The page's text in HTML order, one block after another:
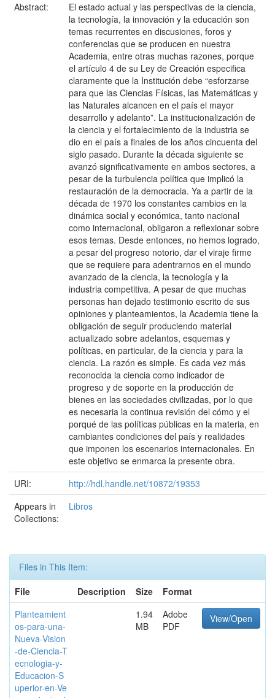
Abstract:
El estado actual y las perspectivas de la ciencia,
la tecnología, la innovación y la educación son
temas recurrentes en discusiones, foros y
conferencias que se producen en nuestra
Academia, entre otras muchas razones, porque
el artículo 4 de su Ley de Creación especifica
claramente que la Institución debe “esforzarse
para que las Ciencias Físicas, las Matemáticas y
las Naturales alcancen en el país el mayor
desarrollo y adelanto”. La institucionalización de
la ciencia y el fortalecimiento de la industria se
dio en el país a finales de los años cincuenta del
siglo pasado. Durante la década siguiente se
avanzó significativamente en ambos sectores, a
pesar de la turbulencia política que implicó la
restauración de la democracia. Ya a partir de la
década de 1970 los constantes cambios en la
dinámica social y económica, tanto nacional
como internacional, obligaron a reflexionar sobre
esos temas. Desde entonces, no hemos logrado,
a pesar del progreso notorio, dar el viraje firme
que se requiere para adentrarnos en el mundo
avanzado de la ciencia, la tecnología y la
industria competitiva. A pesar de que muchas
personas han dejado testimonio escrito de sus
opiniones y planteamientos, la Academia tiene la
obligación de seguir produciendo material
actualizado sobre adelantos, esquemas y
políticas, en particular, de la ciencia y para la
ciencia. La razón es simple. Es cada vez más
reconocida la ciencia como indicador de
progreso y de soporte en la producción de
bienes en las sociedades civilizadas, por lo que
es necesaria la continua revisión del cómo y el
porqué de las políticas públicas en la materia, en
cambiantes condiciones del país y realidades
que imponen los escenarios internacionales. En
este objetivo se enmarca la presente obra.
URI:
http://hdl.handle.net/10872/19353
Appears in
Collections:
Libros
Files in This Item:
File
Description Size
Format
Planteamient
os-para-una-
Nueva-Vision
-de-Ciencia-T
ecnologia-y-
Educacion-S
uperior-en-Ve
1.94
MB
Adobe
PDF
View/Open